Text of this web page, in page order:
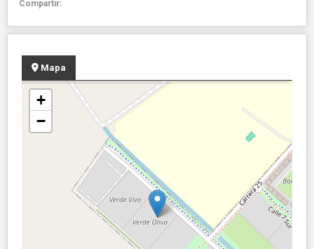
Compartir:
Mapa
+
−